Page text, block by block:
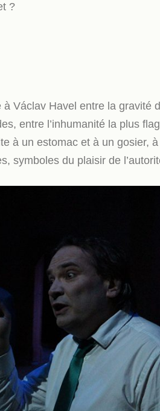
?
à Václav Havel entre la gravité
entre l’inhumanité la plus
à un estomac et à un gosier,
symboles du plaisir de